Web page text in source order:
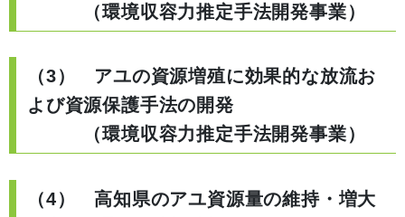
（環境収容力推定手法開発事業）
（3） アユの資源増殖に効果的な放流お
よび資源保護手法の開発
（環境収容力推定手法開発事業）
（4） 高知県のアユ資源量の維持・増大